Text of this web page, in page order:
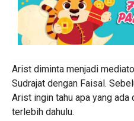
Arist diminta menjadi
Sudrajat dengan Faisal.
Arist ingin tahu apa yang
terlebih dahulu.